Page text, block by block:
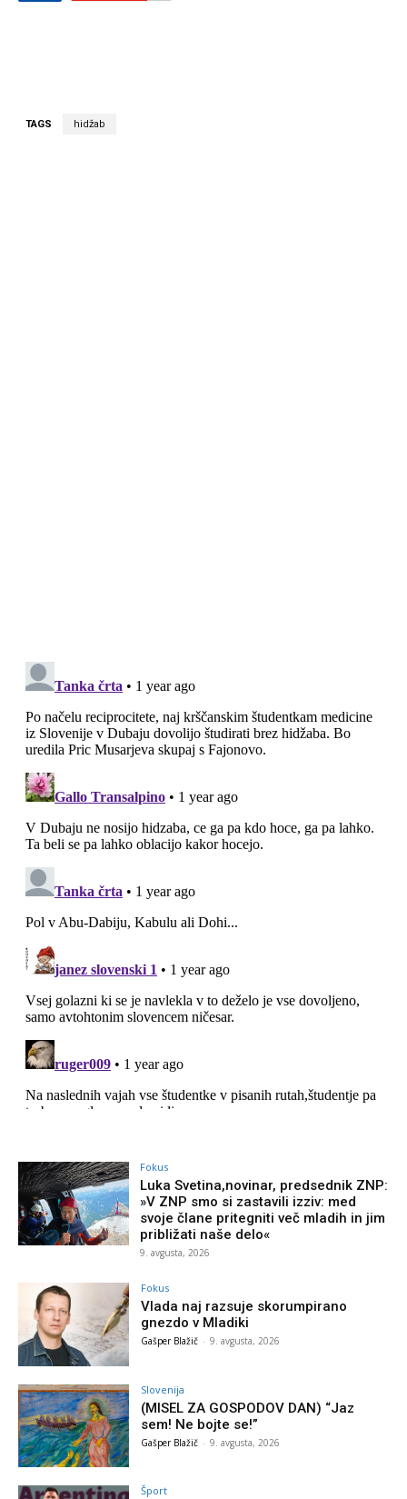
TAGS hidžab
Fokus
Luka Svetina,novinar, predsednik ZNP:
»V ZNP smo si zastavili izziv: med
svoje člane pritegniti več mladih in jim
približati naše delo«
9. avgusta, 2026
Fokus
Vlada naj razsuje skorumpirano
gnezdo v Mladiki
Gašper Blažič - 9. avgusta, 2026
Slovenija
(MISEL ZA GOSPODOV DAN) “Jaz
sem! Ne bojte se!”
Gašper Blažič - 9. avgusta, 2026
Šport